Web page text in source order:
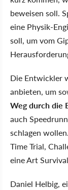
beweisen soll.
eine Physik-
soll, um vom
Die Entwickler
anbieten, um
Weg durch die
auch
schlagen
Time Trial,
eine Art
Daniel Helbig,